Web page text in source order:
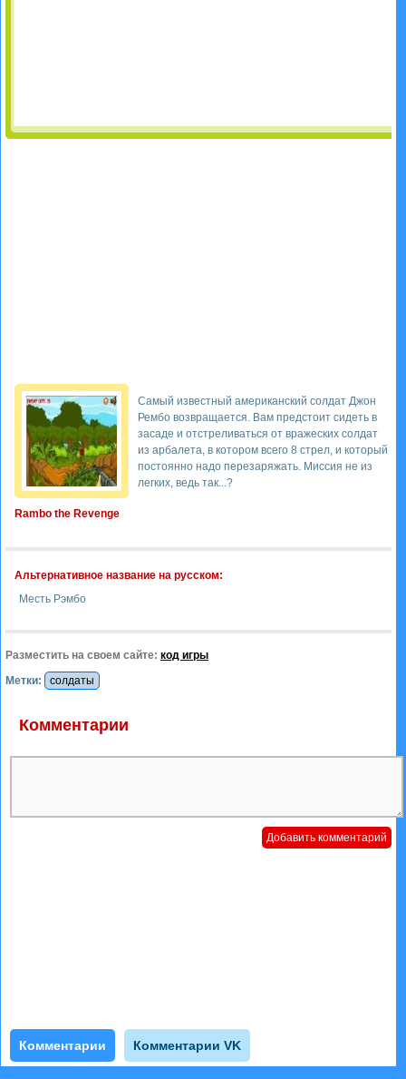
Rambo the Revenge
Самый известный американский солдат Джон
Рембо возвращается. Вам предстоит сидеть в
засаде и отстреливаться от вражеских солдат
из арбалета, в котором всего 8 стрел, и который
постоянно надо перезаряжать. Миссия не из
легких, ведь так...?
Альтернативное название на русском:
Месть Рэмбо
Разместить на своем сайте: код игры
Метки:
солдаты
Комментарии
Комментарии Комментарии VK